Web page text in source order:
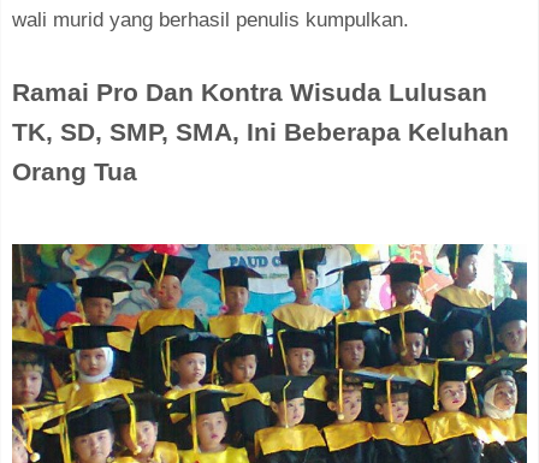
wali murid yang berhasil penulis kumpulkan.
Ramai Pro Dan Kontra Wisuda Lulusan
TK, SD, SMP, SMA, Ini Beberapa Keluhan
Orang Tua